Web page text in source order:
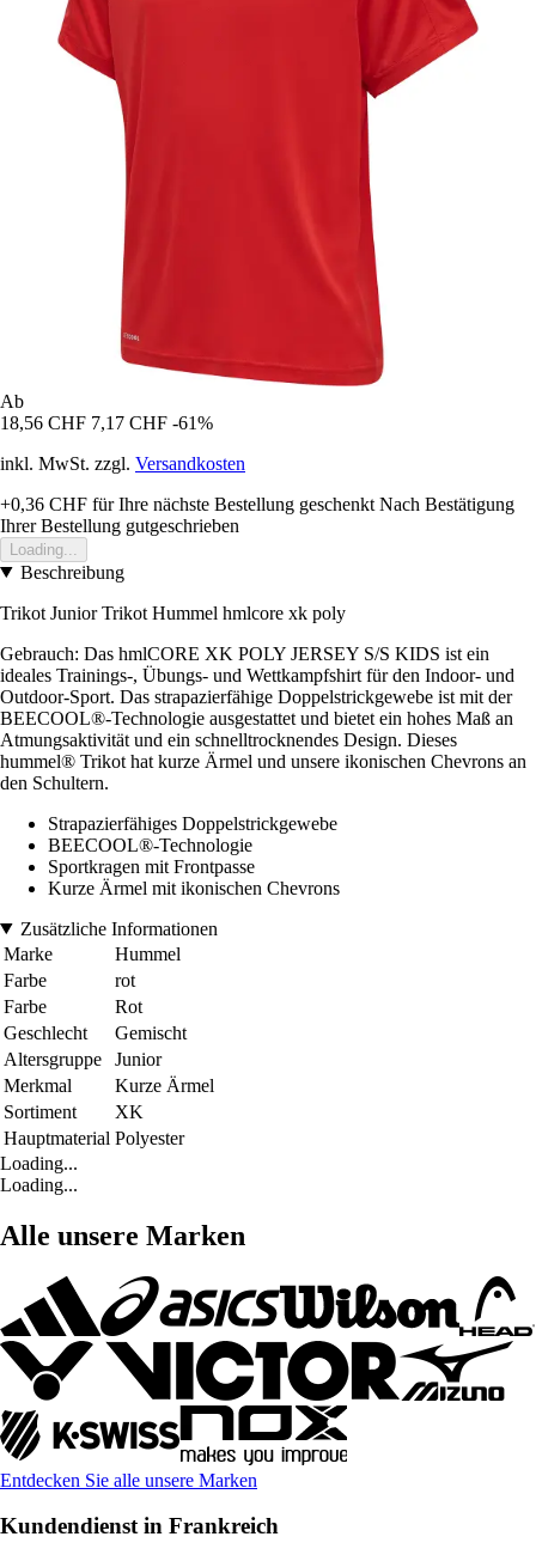
Ab
18,56 CHF 7,17 CHF -61%
inkl. MwSt. zzgl. Versandkosten
+0,36 CHF für Ihre nächste Bestellung geschenkt Nach Bestätigung
Ihrer Bestellung gutgeschrieben
Loading...
Beschreibung
Trikot Junior Trikot Hummel hmlcore xk poly
Gebrauch: Das hmlCORE XK POLY JERSEY S/S KIDS ist ein
ideales Trainings-, Übungs- und Wettkampfshirt für den Indoor- und
Outdoor-Sport. Das strapazierfähige Doppelstrickgewebe ist mit der
BEECOOL®-Technologie ausgestattet und bietet ein hohes Maß an
Atmungsaktivität und ein schnelltrocknendes Design. Dieses
hummel® Trikot hat kurze Ärmel und unsere ikonischen Chevrons an
den Schultern.
Strapazierfähiges Doppelstrickgewebe
BEECOOL®-Technologie
Sportkragen mit Frontpasse
Kurze Ärmel mit ikonischen Chevrons
Zusätzliche Informationen
Marke
Hummel
Farbe
rot
Farbe
Rot
Geschlecht
Gemischt
Altersgruppe
Junior
Merkmal
Kurze Ärmel
Sortiment
XK
Hauptmaterial Polyester
Loading...
Loading...
Alle unsere Marken
Entdecken Sie alle unsere Marken
Kundendienst in Frankreich